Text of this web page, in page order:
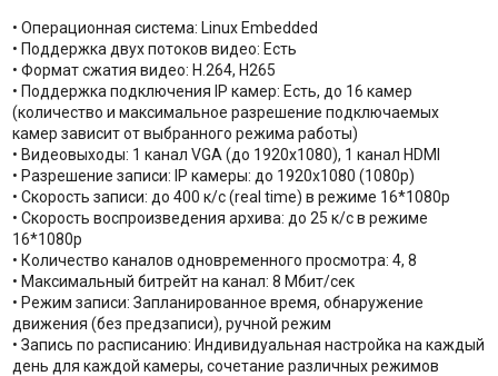
• Операционная система: Linux Embedded
• Поддержка двух потоков видео: Есть
• Формат сжатия видео: H.264, H265
• Поддержка подключения IP камер: Есть, до 16 камер
(количество и максимальное разрешение подключаемых
камер зависит от выбранного режима работы)
• Видеовыходы: 1 канал VGA (до 1920x1080), 1 канал HDMI
• Разрешение записи: IP камеры: до 1920х1080 (1080p)
• Скорость записи: до 400 к/с (real time) в режиме 16*1080p
• Скорость воспроизведения архива: до 25 к/с в режиме
16*1080p
• Количество каналов одновременного просмотра: 4, 8
• Максимальный битрейт на канал: 8 Мбит/сек
• Режим записи: Запланированное время, обнаружение
движения (без предзаписи), ручной режим
• Запись по расписанию: Индивидуальная настройка на каждый
день для каждой камеры, сочетание различных режимов